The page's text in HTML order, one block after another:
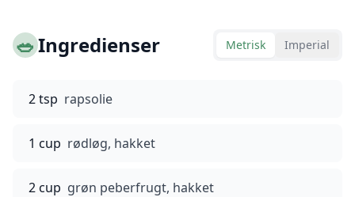
🥗Ingredienser Metrisk Imperial
2 tsp rapsolie
1 cup rødløg, hakket
2 cup grøn peberfrugt, hakket